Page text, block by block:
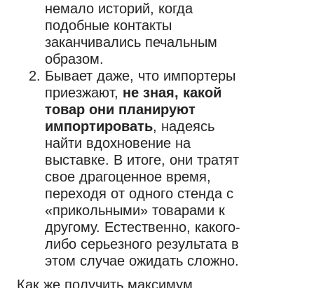
немало историй, когда
подобные контакты
заканчивались печальным
образом.
Бывает даже, что импортеры
приезжают, не зная, какой
товар они планируют
импортировать, надеясь
найти вдохновение на
выставке. В итоге, они тратят
свое драгоценное время,
переходя от одного стенда с
«прикольными» товарами к
другому. Естественно, какого-
либо серьезного результата в
этом случае ожидать сложно.
Как же получить максимум